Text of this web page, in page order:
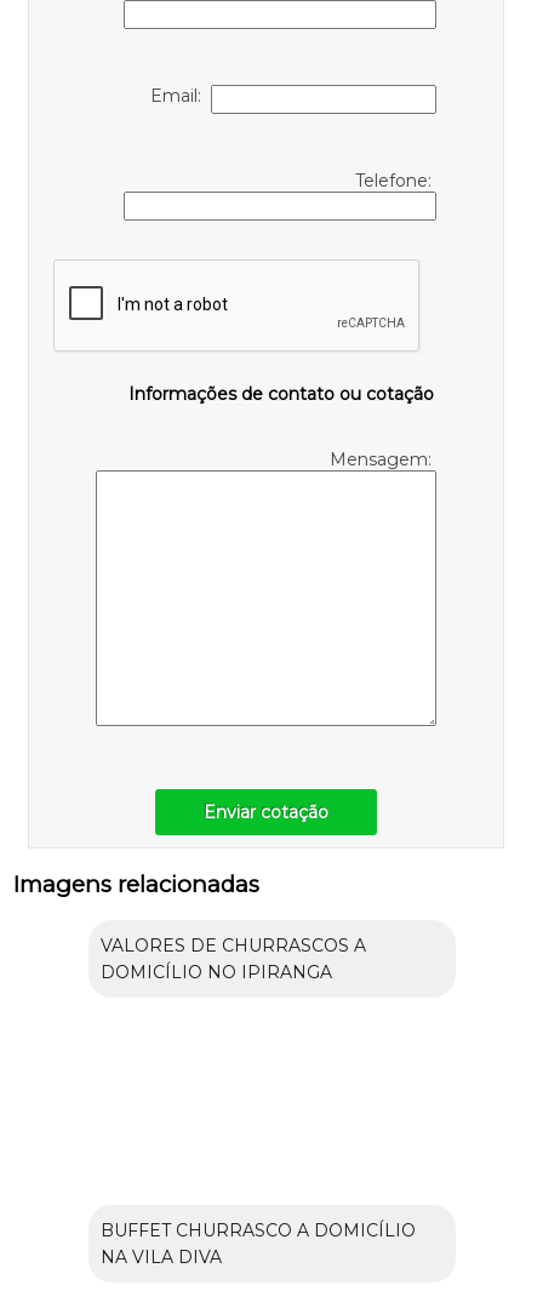
Email:
Telefone:
Informações de contato ou cotação
Mensagem:
Enviar cotação
Imagens relacionadas
VALORES DE CHURRASCOS A
DOMICÍLIO NO IPIRANGA
BUFFET CHURRASCO A DOMICÍLIO
NA VILA DIVA